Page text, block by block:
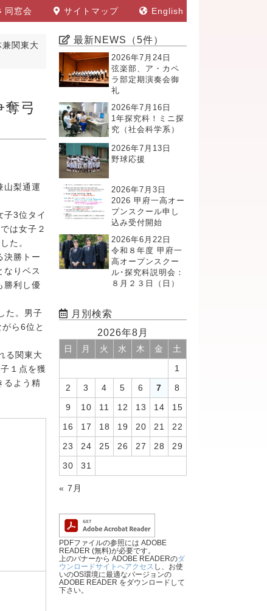
同窓会 サイトマップ English
兼関東大
弓
山梨通運
子3位タイ
は女子２
た。
決勝トー
なりベス
勝利し優
た。男子
ら6位と
る関東大
１点を獲
るよう精
最新NEWS（5件）
2026年7月24日
弦楽部、ア・カペ
ラ部定期演奏会御
礼
2026年7月16日
1年探究科！ミニ探
究（社会科学系）
2026年7月13日
野球応援
2026年7月3日
2026 甲府一高オー
プンスクール申し
込み受付開始
2026年6月22日
令和８年度 甲府一
高オープンスクー
ル･探究科説明会：
８月２３日（日）
月別検索
2026年8月
日 月 火 水 木 金 土
1
2 3 4 5 6 7 8
9 10 11 12 13 14 15
16 17 18 19 20 21 22
23 24 25 26 27 28 29
30 31
« 7月
PDFファイルの参照には ADOBE
READER (無料)が必要です。
上のバナーから ADOBE READERのダ
ウンロードサイトへアクセス し、お使
いのOS環境に最適なバージョンの
ADOBE READER をダウンロードして
下さい。